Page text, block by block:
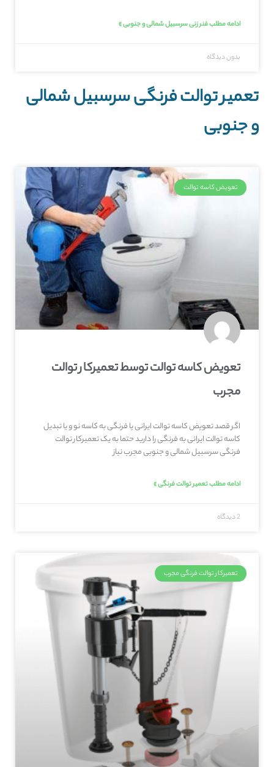
ادامه مطلب فنر زنی سرسبیل شمالی و جنوبی »
بدون دیدگاه
تعمیر توالت فرنگی سرسبیل شمالی
و جنوبی
تعویض کاسه توالت
تعویض کاسه توالت توسط تعمیرکار توالت
مجرب
اگر قصد تعویض کاسه توالت ایرانی یا فرنگی به کاسه نو و یا تبدیل
کاسه توالت ایرانی به فرنگی را دارید حتما به یک تعمیرکار توالت
فرنگی سرسبیل شمالی و جنوبی مجرب نیاز
ادامه مطلب تعمیر توالت فرنگی »
2 دیدگاه
تعمیرکار توالت فرنگی مجرب